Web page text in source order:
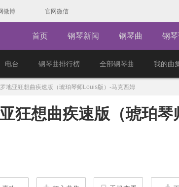
微博 官网微信
首页 钢琴新闻 钢琴曲 钢
电台 钢琴曲排行榜 全部钢琴曲 我的曲
地亚狂想曲疾速版（琥珀琴师Louis版）-马克西姆
狂想曲疾速版（琥珀